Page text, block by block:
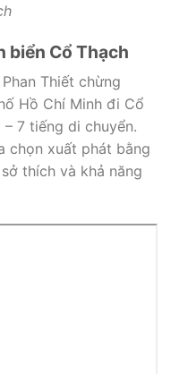
biển Cổ Thạch
Thiết chừng
Hồ Chí Minh đi Cổ
7 tiếng di chuyển.
chọn xuất phát bằng
thích và khả năng